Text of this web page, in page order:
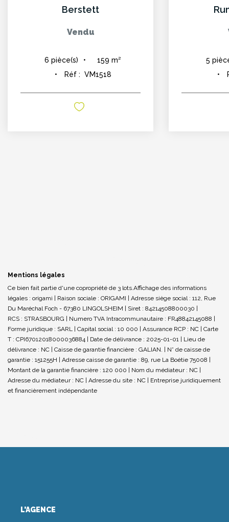
Berstett
Vendu
6 pièce(s) 159 m²
Réf : VM1518
5
Mentions légales
Ce bien fait partie d'une copropriété de 3 lots.Affichage des informations
légales : origami | Raison sociale : ORIGAMI | Adresse siège social : 112, Rue
Du Maréchal Foch - 67380 LINGOLSHEIM | Siret : 84214508800030 |
RCS : STRASBOURG | Numero TVA Intracommunautaire : FR48842145088 |
Forme juridique : SARL | Capital social : 10 000 | Assurance RCP : NC | Carte
T : CPI67012018000036884 | Date de délivrance : 2025-01-01 | Lieu de
délivrance : NC | Caisse de garantie financière : GALIAN. | N° de caisse de
garantie : 151255H | Adresse caisse de garantie : 89, rue La Boétie 75008 |
Montant de la garantie financière : 120 000 | Nom du médiateur : NC |
Adresse du médiateur : NC | Adresse du site : NC | Entreprise juridiquement
et financièrement indépendante
L'AGENCE